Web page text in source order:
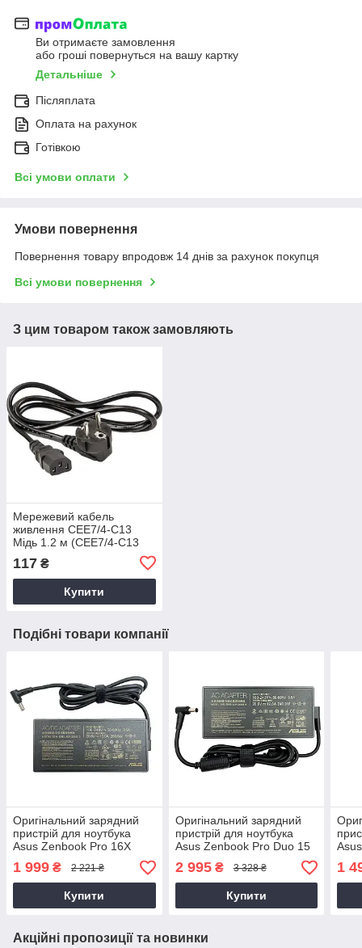
Ви отримаєте замовлення
або гроші повернуться на вашу картку
Детальніше
Післяплата
Оплата на рахунок
Готівкою
Всі умови оплати
Умови повернення
Повернення товару впродовж 14 днів за рахунок покупця
Всі умови повернення
З цим товаром також замовляють
Мережевий кабель
живлення CEE7/4-C13
Мідь 1.2 м (CEE7/4-C13
117 ₴
Купити
Подібні товари компанії
Оригінальний зарядний
пристрій для ноутбука
Asus Zenbook Pro 16X
OLED UX7602ZM
1 999 ₴ 2 221 ₴
Купити
Оригінальний зарядний
пристрій для ноутбука
Asus Zenbook Pro Duo 15
OLED UX582ZW
2 995₴ 3 328 ₴
Купити
1
Акційні пропозиції та новинки